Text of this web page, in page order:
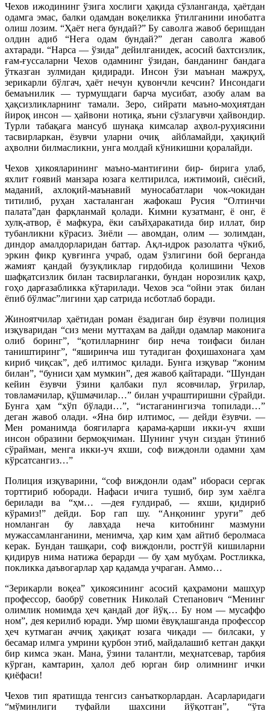
Чехов ижодининг ўзига хослиги ҳақида сўзланганда, ҳаётдан
одамга эмас, балки одамдан воқеликка ўтилганини инобатга
олиш лозим. “Ҳаёт нега бундай?” Бу саволга жавоб беришдан
олдин адиб “Нега одам бундай?” деган саволга жавоб
ахтаради. “Нарса — ўзида” дейилганидек, асосий бахтсизлик,
ғам-ғуссаларни Чехов одамнинг ўзидан, банданинг бандага
ўтказган зулмидан қидиради. Инсон ўзи маънан мажруҳ,
зерикарли бўлгач, ҳаёт нечун қувончли кечсин? Инсондаги
бемаънилик — турмушдаги барча мусибат, азобу алам ва
ҳақсизликларнинг тамали. Зеро, сийрати маъно-моҳиятдан
йироқ инсон — ҳайвони нотиқа, яъни сўзлагувчи ҳайвондир.
Турли табақага мансуб шунақа кимсалар аҳвол-руҳиясини
тасвирларкан, ёзувчи уларни очиқ айбламайди, ҳақиқий
аҳволни билмасликни, унга молдай кўникишни қоралайди.
Чехов ҳикояларининг маъно-мантиғини бир- бирига улаб,
яхлит ғоявий манзара юзага келтирилса, ижтимоий, сиёсий,
маданий, ахлоқий-маънавий муносабатлари чок-чокидан
титилиб, руҳан хасталанган жафокаш Русия “Олтинчи
палата”дан фарқланмай қолади. Кимни кузатманг, ё онг, ё
хулқ-атвор, ё мафкура, ёки саъйҳаракатида бир иллат, бир
тубанликни кўрасиз. Зиёли — авомдан, олим — золимдан,
диндор амалдорларидан баттар. Ақл-идрок разолатга чўкиб,
эркин фикр қувғинга учраб, одам ўзлигини бой берганда
жамият қандай бузуқликлар гирдобида қолишини Чехов
шафқатсизлик билан тасвирлаганки, бундан норозилик қаҳр,
гоҳо дарғазабликка кўтарилади. Чехов эса “ойни этак билан
ёпиб бўлмас”лигини ҳар сатрида исботлаб боради.
Жиноятчилар ҳаётидан роман ёзадиган бир ёзувчи полиция
изқуваридан “сиз мени муттаҳам ва дайди одамлар маконига
олиб боринг”, “қотилларнинг бир неча тоифаси билан
таништиринг”, “яширинча иш тутадиган фоҳишахонага ҳам
кириб чиқсак”, деб илтимос қилади. Бунга изқувар “жоним
билан”, “буниси ҳам мумкин”, дея жавоб қайтаради. “Шундан
кейин ёзувчи ўзини қалбаки пул ясовчилар, ўғрилар,
товламачилар, қўшмачилар…” билан учраштиришни сўрайди.
Бунга ҳам “хўп бўлади…”, “истаганингизча топилади…”
деган жавоб олади. «Яна бир илтимос, — дейди ёзувчи. —
Мен романимда боягиларга қарама-қарши икки-уч яхши
инсон образини бермоқчиман. Шунинг учун сиздан ўтиниб
сўрайман, менга икки-уч яхши, соф виждонли одамни ҳам
кўрсатсангиз…”
Полиция изқуварини, “соф виждонли одам” ибораси сергак
торттириб юборади. Нафаси ичига тушиб, бир зум хаёлга
берилади ва “ҳм… —дея ғулдираб, — яхши, қидириб
кўрамиз!” дейди. Бор гап шу. “Анқонинг уруғи” деб
номланган бу лавҳада неча китобнинг мазмуни
мужассамланганини, менимча, ҳар ким ҳам айтиб беролмаса
керак. Бундан ташқари, соф виждонли, ростгўй кишиларни
қидирув нима натижа берарди — бу ҳам мубҳам. Ростликка,
покликка даъвогарлар ҳар қадамда учраган. Аммо…
“Зерикарли воқеа” ҳикоясининг асосий қаҳрамони машҳур
профессор, баобрў советник Николай Степанович “Менинг
олимлик номимда ҳеч қандай доғ йўқ… Бу ном — мусаффо
ном”, дея керилиб юради. Умр шоми ёвуқлашганда профессор
ҳеч кутмаган аччиқ ҳақиқат юзага чиқади — билсаки, у
бесамар илмга умрини қурбон этиб, майдалашиб кетган даққи
бир кимса экан. Мана, ўзини талантли, меҳнатсевар, тарбия
кўрган, камтарин, ҳалол деб юрган бир олимнинг ички
қиёфаси!
Чехов тип яратишда тенгсиз санъаткорлардан. Асарларидаги
“мўминлиги туфайли шахсини йўқотган”, “ўта